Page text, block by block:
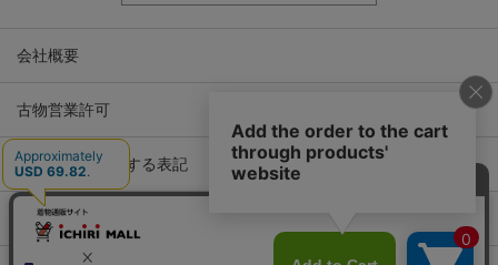
会社概要
古物営業許可
特定商取引に関する表記
プライバシーポリシー